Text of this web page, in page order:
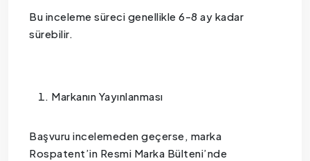
Bu inceleme süreci genellikle 6-8 ay kadar
sürebilir.
Markanın Yayınlanması
Başvuru incelemeden geçerse, marka
Rospatent’in Resmi Marka Bülteni’nde